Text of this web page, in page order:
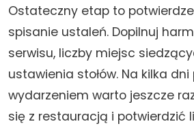
Ostateczny etap to
spisanie ustaleń. Dopilnuj
serwisu, liczby miejsc
ustawienia stołów. Na kilka dni
wydarzeniem warto jeszcze
się z restauracją i potwierdzić